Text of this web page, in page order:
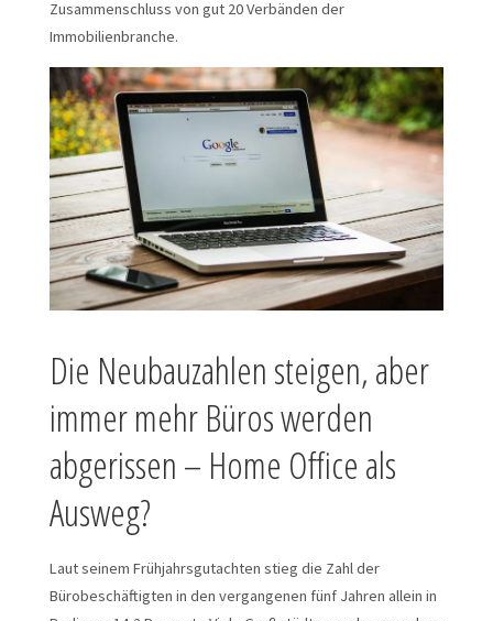
Zusammenschluss von gut 20 Verbänden der
Immobilienbranche.
Die Neubauzahlen steigen, aber
immer mehr Büros werden
abgerissen – Home Office als
Ausweg?
Laut seinem Frühjahrsgutachten stieg die Zahl der
Bürobeschäftigten in den vergangenen fünf Jahren allein in